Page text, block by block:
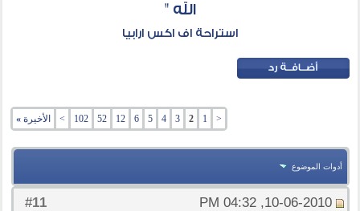
الله "
استراحة اف اكس ارابيا
<
1
2
3
4
5
6
12
52
102
> الأخيرة »
أدوات الموضوع
#
11 10-06-2010, 04:32 PM